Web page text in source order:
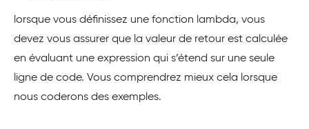
lorsque vous définissez une fonction lambda, vous
devez vous assurer que la valeur de retour est calculée
en évaluant une expression qui s’étend sur une seule
ligne de code. Vous comprendrez mieux cela lorsque
nous coderons des exemples.